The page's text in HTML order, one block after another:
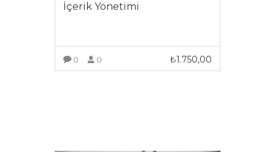
İçerik Yönetimi
0 0 ₺1.750,00